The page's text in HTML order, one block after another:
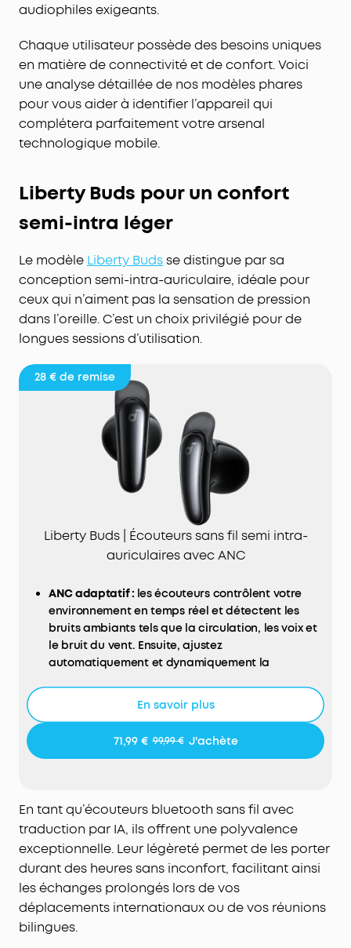
audiophiles exigeants.
Chaque utilisateur possède des besoins uniques
en matière de connectivité et de confort. Voici
une analyse détaillée de nos modèles phares
pour vous aider à identifier l’appareil qui
complétera parfaitement votre arsenal
technologique mobile.
Liberty Buds pour un confort
semi-intra léger
Le modèle Liberty Budsse distingue par sa
conception semi-intra-auriculaire, idéale pour
ceux qui n’aiment pas la sensation de pression
dans l’oreille. C’est un choix privilégié pour de
longues sessions d’utilisation.
28 € de remise
Liberty Buds | Écouteurs sans fil semi intra-
auriculaires avec ANC
ANC adaptatif : les écouteurs contrôlent votre
environnement en temps réel et détectent les
bruits ambiants tels que la circulation, les voix et
le bruit du vent. Ensuite, ajustez
automatiquement et dynamiquement la
auriculaires sécurisés – profitez tout au long de la
tailles d'oreilles.
Audio spatial :
avec un profil sonore équilibré sur
toutes les fréquences, profitez de chaque nuance
et de chaque détail, que vous écoutiez de la
musique pop, classique ou électronique.
Traduction IA :Surmontez les barrières
linguistiques avec la traduction face à face en
temps réel dans plus de 100 langues. Les
En savoir plus
71,99 € 99,99 € J'achète
En tant qu’écouteurs bluetooth sans fil avec
traduction par IA, ils offrent une polyvalence
exceptionnelle. Leur légèreté permet de les porter
durant des heures sans inconfort, facilitant ainsi
les échanges prolongés lors de vos
déplacements internationaux ou de vos réunions
bilingues.